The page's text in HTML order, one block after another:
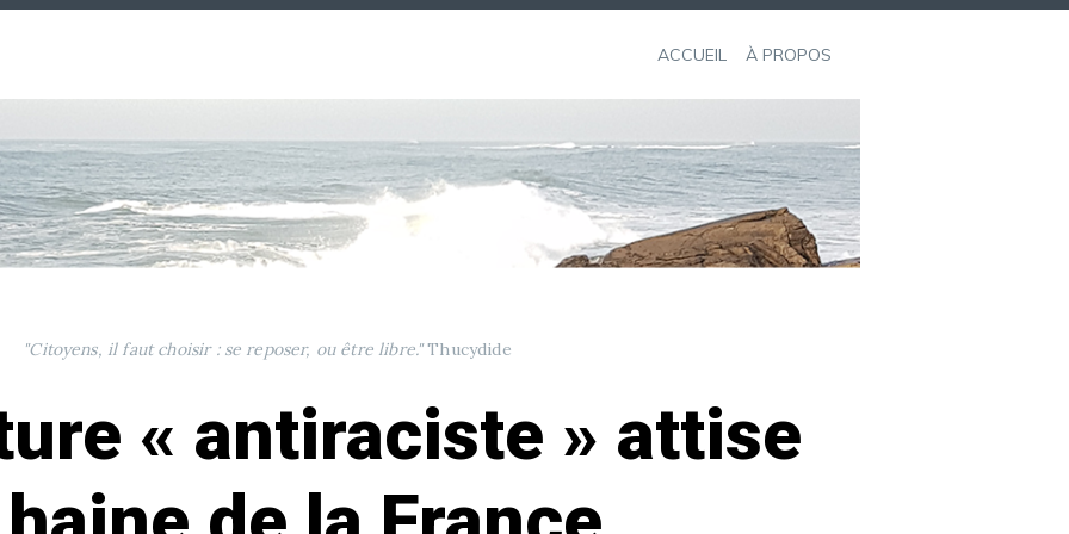
ACCUEIL À PROPOS
"Citoyens, il faut choisir : se reposer, ou être libre."Thucydide
« antiraciste » attise